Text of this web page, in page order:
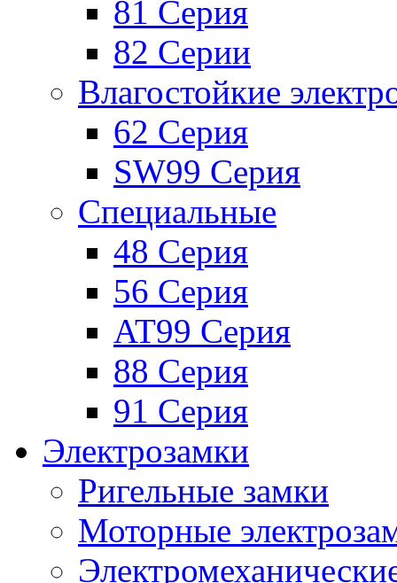
81 Серия
82 Серии
Влагостойкие
62 Серия
SW99 Серия
Специальные
48 Серия
56 Серия
AT99 Серия
88 Серия
91 Серия
Электрозамки
Ригельные замки
Моторные